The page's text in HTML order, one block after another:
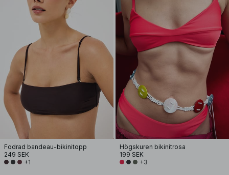
Fodrad bandeau-bikinitopp
249 SEK
+1
Högskuren bikinitrosa
199 SEK
+3